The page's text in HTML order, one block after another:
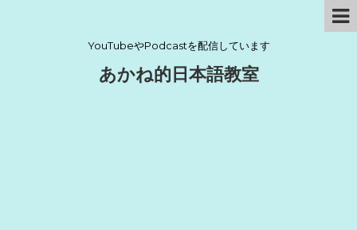
YouTubeやPodcastを配信しています
あかね的日本語教室